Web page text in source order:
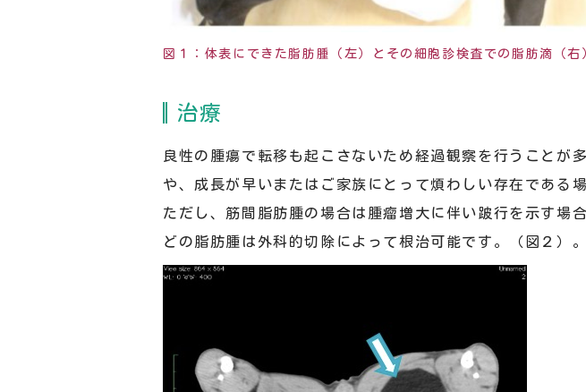
図１：体表にできた脂肪腫（左）とその細胞診検査での脂肪滴（右
治療
良性の腫瘍で転移も起こさないため経過観察を行うことが
や、成長が早いまたはご家族にとって煩わしい存在である
ただし、筋間脂肪腫の場合は腫瘤増大に伴い跛行を示す場
どの脂肪腫は外科的切除によって根治可能です。（図２）。